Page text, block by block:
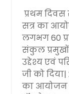
प्रथम
सत्र का
लगभग 60
संकुल
उद्देश्य एवं
जी को
का आयोजन